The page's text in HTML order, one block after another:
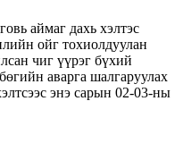
аймаг дахь хэлтэс
ойг тохиолдуулан
чиг үүрэг бүхий
аварга шалгаруулах
энэ сарын 02-03-ны